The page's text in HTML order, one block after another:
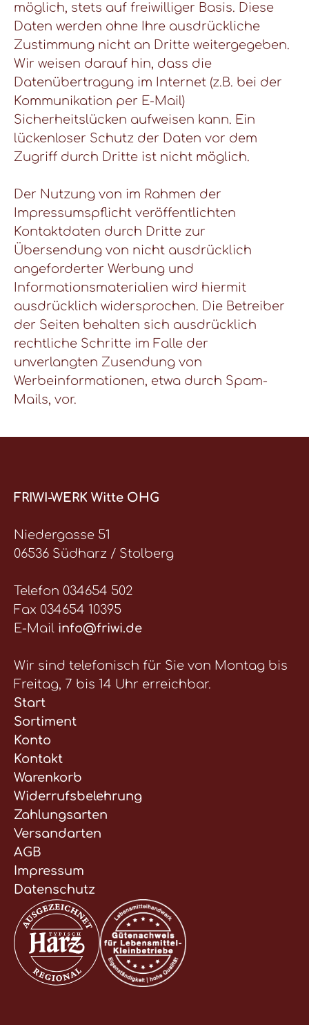
möglich, stets auf freiwilliger Basis. Diese
Daten werden ohne Ihre ausdrückliche
Zustimmung nicht an Dritte weitergegeben.
Wir weisen darauf hin, dass die
Datenübertragung im Internet (z.B. bei der
Kommunikation per E-Mail)
Sicherheitslücken aufweisen kann. Ein
lückenloser Schutz der Daten vor dem
Zugriff durch Dritte ist nicht möglich.
Der Nutzung von im Rahmen der
Impressumspflicht veröffentlichten
Kontaktdaten durch Dritte zur
Übersendung von nicht ausdrücklich
angeforderter Werbung und
Informationsmaterialien wird hiermit
ausdrücklich widersprochen. Die Betreiber
der Seiten behalten sich ausdrücklich
rechtliche Schritte im Falle der
unverlangten Zusendung von
Werbeinformationen, etwa durch Spam-
Mails, vor.
FRIWI-WERK Witte OHG
Niedergasse 51
06536 Südharz / Stolberg
Telefon 034654 502
Fax 034654 10395
E-Mail info@friwi.de
Wir sind telefonisch für Sie von Montag bis
Freitag, 7 bis 14 Uhr erreichbar.
Start
Sortiment
Konto
Kontakt
Warenkorb
Widerrufsbelehrung
Zahlungsarten
Versandarten
AGB
Impressum
Datenschutz